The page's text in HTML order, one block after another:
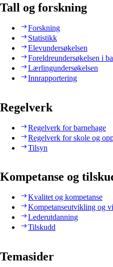
Tall og forskning
Forskning
Statistikk
Elevundersøkelsen
Foreldreundersøkelsen i
Lærlingundersøkelsen
Innrapportering
Regelverk
Regelverk for barnehage
Regelverk for skole og
Tilsyn
Kompetanse og
Kvalitet og kompetanse
Kompetanseutvikling og
Lederutdanning
Tilskudd
Temasider